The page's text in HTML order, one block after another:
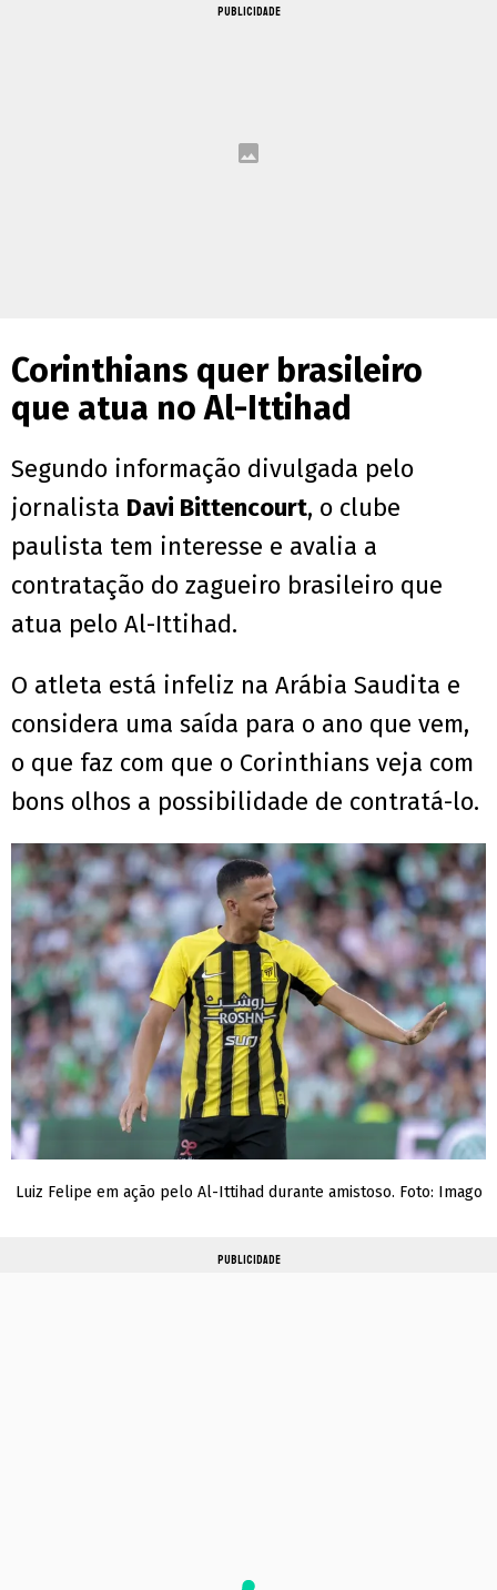
PUBLICIDADE
Corinthians quer brasileiro
que atua no Al-Ittihad
Segundo informação divulgada pelo
jornalista Davi Bittencourt, o clube
paulista tem interesse e avalia a
contratação do zagueiro brasileiro que
atua pelo Al-Ittihad.
O atleta está infeliz na Arábia Saudita e
considera uma saída para o ano que vem,
o que faz com que o Corinthians veja com
bons olhos a possibilidade de contratá-lo.
Luiz Felipe em ação pelo Al-Ittihad durante amistoso. Foto: Imago
PUBLICIDADE